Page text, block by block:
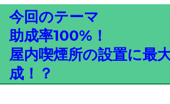
今回のテーマ
助成率100%！
屋内喫煙所の設置に最
成！？